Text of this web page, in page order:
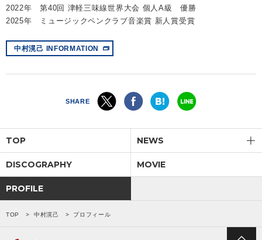
2022年 第40回 津軽三味線世界大会 個人A級 優勝
2025年 ミュージックペンクラブ音楽賞 新人賞受賞
中村滉己 INFORMATION
SHARE
TOP NEWS
DISCOGRAPHY MOVIE
PROFILE
TOP 中村滉己 プロフィール